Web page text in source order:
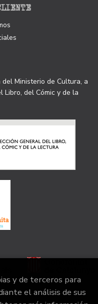
Ministerio de Cultura, a
Libro, del Cómic y de la
y de terceros para
el análisis de sus